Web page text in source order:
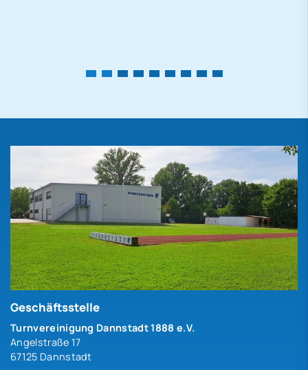
Geschäftsstelle
Turnvereinigung Dannstadt 1888 e.V.
Angelstraße 17
67125 Dannstadt